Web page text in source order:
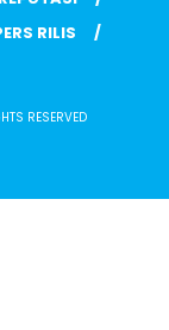
RILIS
RESERVED